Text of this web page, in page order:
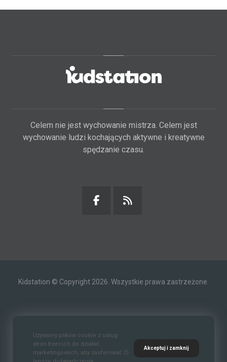
Celem nie jest wychowanie mistrza. Celem jest
wychowanie ludzi kochających aktywne i kreatywne
spędzanie czasu.
Kidstation © Copyright 2026. Wszystkie prawa zastrzeżone.
Używamy plików cookie z usług
stron trzecich do działań
marketingowych, aby zaoferować Ci
Akceptuj i zamknij